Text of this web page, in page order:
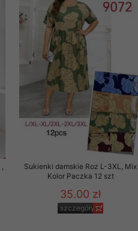
,
Sukienki damskie Roz L-3XL, Mix
Kolor Paczka 12 szt
35.00 zł
szczegóły